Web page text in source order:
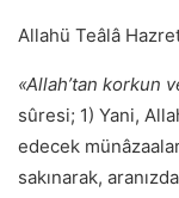
Allahü Teâlâ
«Allah’tan korkun
sûresi; 1) Yani,
edecek
sakınarak,